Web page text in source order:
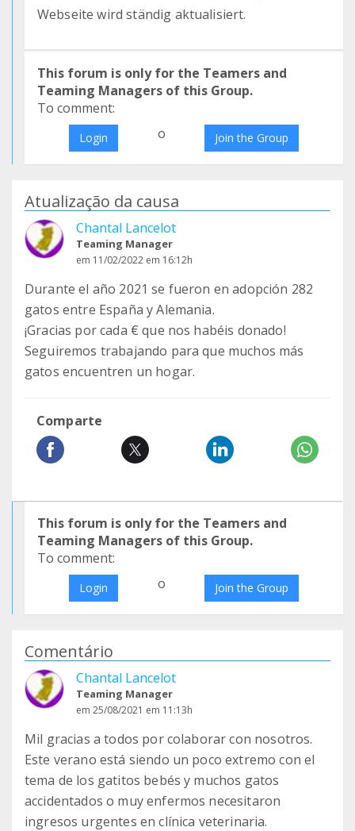
Webseite wird ständig aktualisiert.
This forum is only for the Teamers and
Teaming Managers of this Group.
To comment:
Login o Join the Group
Atualização da causa
Chantal Lancelot
Teaming Manager
em 11/02/2022 em 16:12h
Durante el año 2021 se fueron en adopción 282
gatos entre España y Alemania.
¡Gracias por cada € que nos habéis donado!
Seguiremos trabajando para que muchos más
gatos encuentren un hogar.
Comparte
This forum is only for the Teamers and
Teaming Managers of this Group.
To comment:
Login o Join the Group
Comentário
Chantal Lancelot
Teaming Manager
em 25/08/2021 em 11:13h
Mil gracias a todos por colaborar con nosotros.
Este verano está siendo un poco extremo con el
tema de los gatitos bebés y muchos gatos
accidentados o muy enfermos necesitaron
ingresos urgentes en clínica veterinaria.